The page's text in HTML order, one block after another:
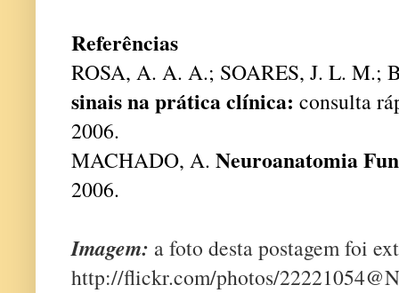
Referências
ROSA, A. A. A.; SOARES, J. L. M.;
sinais na prática clínica: consulta
2006.
MACHADO, A. Neuroanatomia
2006.
Imagem: a foto desta postagem foi
http://flickr.com/photos/